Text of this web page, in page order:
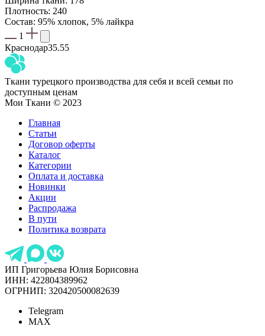
Плотность: 240
Состав: 95% хлопок, 5% лайкра
1
Краснодар35.55
Ткани турецкого производства для себя и всей семьи по
доступным ценам
Мои Ткани © 2023
Главная
Статьи
Договор оферты
Каталог
Категории
Оплата и доставка
Новинки
Акции
Распродажа
В пути
Политика возврата
ИП Григорьева Юлия Борисовна
ИНН: 422804389962
ОГРНИП: 320420500082639
Telegram
MAX